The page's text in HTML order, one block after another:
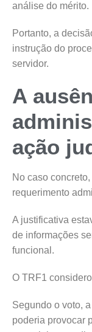
análise do mérito.
Portanto, a
instrução do
servidor.
A
ação
No caso
requerimento
A justificativa
de informações
funcional.
O TRF1
Segundo o voto,
poderia provocar